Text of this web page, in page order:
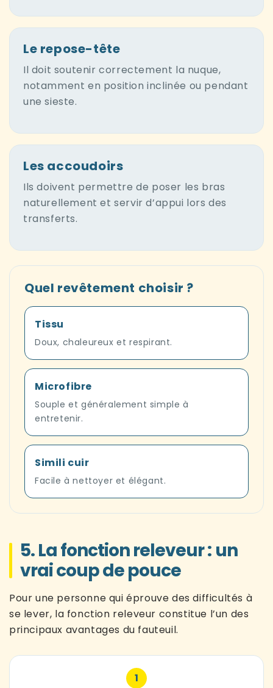
Le repose-tête
Il doit soutenir correctement la nuque,
notamment en position inclinée ou pendant
une sieste.
Les accoudoirs
Ils doivent permettre de poser les bras
naturellement et servir d’appui lors des
transferts.
Quel revêtement choisir ?
Tissu
Doux, chaleureux et respirant.
Microfibre
Souple et généralement simple à
entretenir.
Simili cuir
Facile à nettoyer et élégant.
5. La fonction releveur : un
vrai coup de pouce
Pour une personne qui éprouve des difficultés à
se lever, la fonction releveur constitue l’un des
principaux avantages du fauteuil.
1